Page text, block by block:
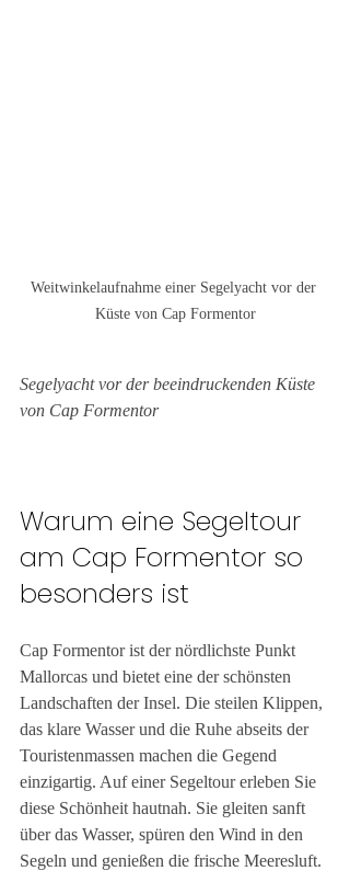
Weitwinkelaufnahme einer Segelyacht vor der
Küste von Cap Formentor
Segelyacht vor der beeindruckenden Küste
von Cap Formentor
Warum eine Segeltour
am Cap Formentor so
besonders ist
Cap Formentor ist der nördlichste Punkt
Mallorcas und bietet eine der schönsten
Landschaften der Insel. Die steilen Klippen,
das klare Wasser und die Ruhe abseits der
Touristenmassen machen die Gegend
einzigartig. Auf einer Segeltour erleben Sie
diese Schönheit hautnah. Sie gleiten sanft
über das Wasser, spüren den Wind in den
Segeln und genießen die frische Meeresluft.